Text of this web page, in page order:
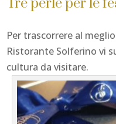
Tre perle per le
Per trascorrere al
Ristorante Solferino vi
cultura da visitare.